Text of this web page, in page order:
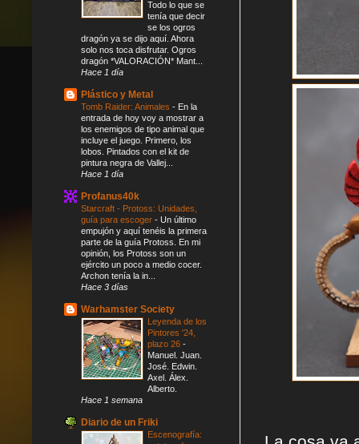
Todo lo que se
tenía que decir
se los ogros
dragón ya se dijo aquí. Ahora
solo nos toca disfrutar. Ogros
dragón *VALORACIÓN* Mant...
Hace 1 día
Plástico y Metal
Tomb Raider: Animales - En la
entrada de hoy voy a mostrar a
los enemigos de tipo animal que
incluye el juego. Primero, los
lobos. Pintados con el kit de
pintura negra de Vallej...
Hace 1 día
Profanus40k
Starcraft - Protoss: Unidades,
guía para escoger - Un último
empujón y aquí tenéis la primera
parte de la guía Protoss. En mi
opinión, los Protoss son un
ejército un poco a medio cocer.
Archon tenía la in...
Hace 3 días
Warhamster Society
Leyenda de los
Pintores '24,
plazo 26 -
Manuel. Juan.
José. Edwin.
Axel. Álex.
Alberto.
Hace 1 semana
Diario de un Friki
Escenografía: